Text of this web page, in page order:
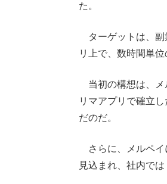
た。
ターゲットは、副
リ上で、数時間単
当初の構想は、メ
リマアプリで確立
だのだ。
さらに、メルペイ
見込まれ、社内で